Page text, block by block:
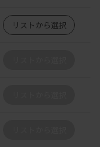
リストから選択